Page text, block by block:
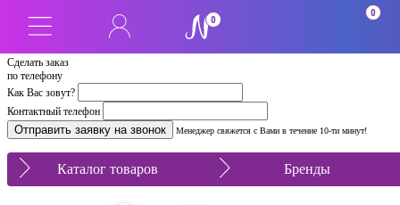
Сделать заказ
по телефону
Как Вас зовут?
Контактный телефон
Менеджер свяжется с Вами в течение 10-ти минут!
0
0
Каталог товаров Бренды